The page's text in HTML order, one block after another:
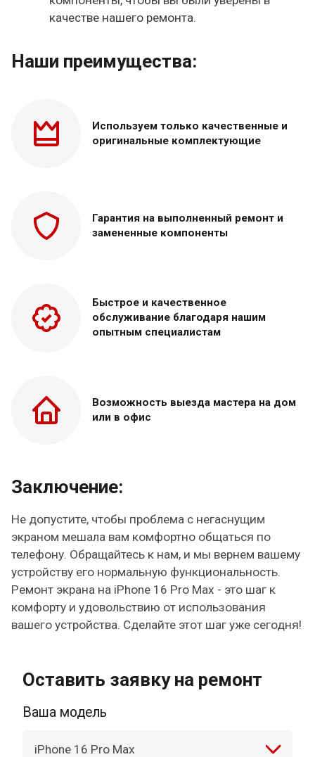
качестве нашего ремонта.
Наши преимущества:
Используем только качественные и
оригинальные комплектующие
Гарантия на выполненный ремонт и
замененные компоненты
Быстрое и качественное
обслуживание благодаря нашим
опытным специалистам
Возможность выезда мастера на дом
или в офис
Заключение:
Не допустите, чтобы проблема с негаснущим
экраном мешала вам комфортно общаться по
телефону. Обращайтесь к нам, и мы вернем вашему
устройству его нормальную функциональность.
Ремонт экрана на iPhone 16 Pro Max - это шаг к
комфорту и удовольствию от использования
вашего устройства. Сделайте этот шаг уже сегодня!
Оставить заявку на ремонт
Ваша модель
iPhone 16 Pro Max